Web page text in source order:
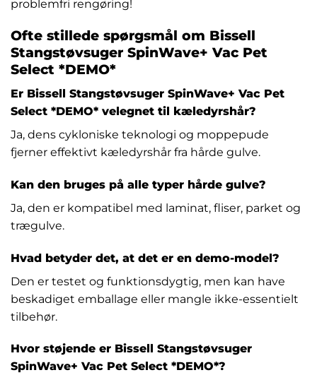
problemfri rengøring!
Ofte stillede spørgsmål om Bissell
Stangstøvsuger SpinWave+ Vac Pet
Select *DEMO*
Er Bissell Stangstøvsuger SpinWave+ Vac Pet
Select *DEMO* velegnet til kæledyrshår?
Ja, dens cykloniske teknologi og moppepude
fjerner effektivt kæledyrshår fra hårde gulve.
Kan den bruges på alle typer hårde gulve?
Ja, den er kompatibel med laminat, fliser, parket og
trægulve.
Hvad betyder det, at det er en demo-model?
Den er testet og funktionsdygtig, men kan have
beskadiget emballage eller mangle ikke-essentielt
tilbehør.
Hvor støjende er Bissell Stangstøvsuger
SpinWave+ Vac Pet Select *DEMO*?